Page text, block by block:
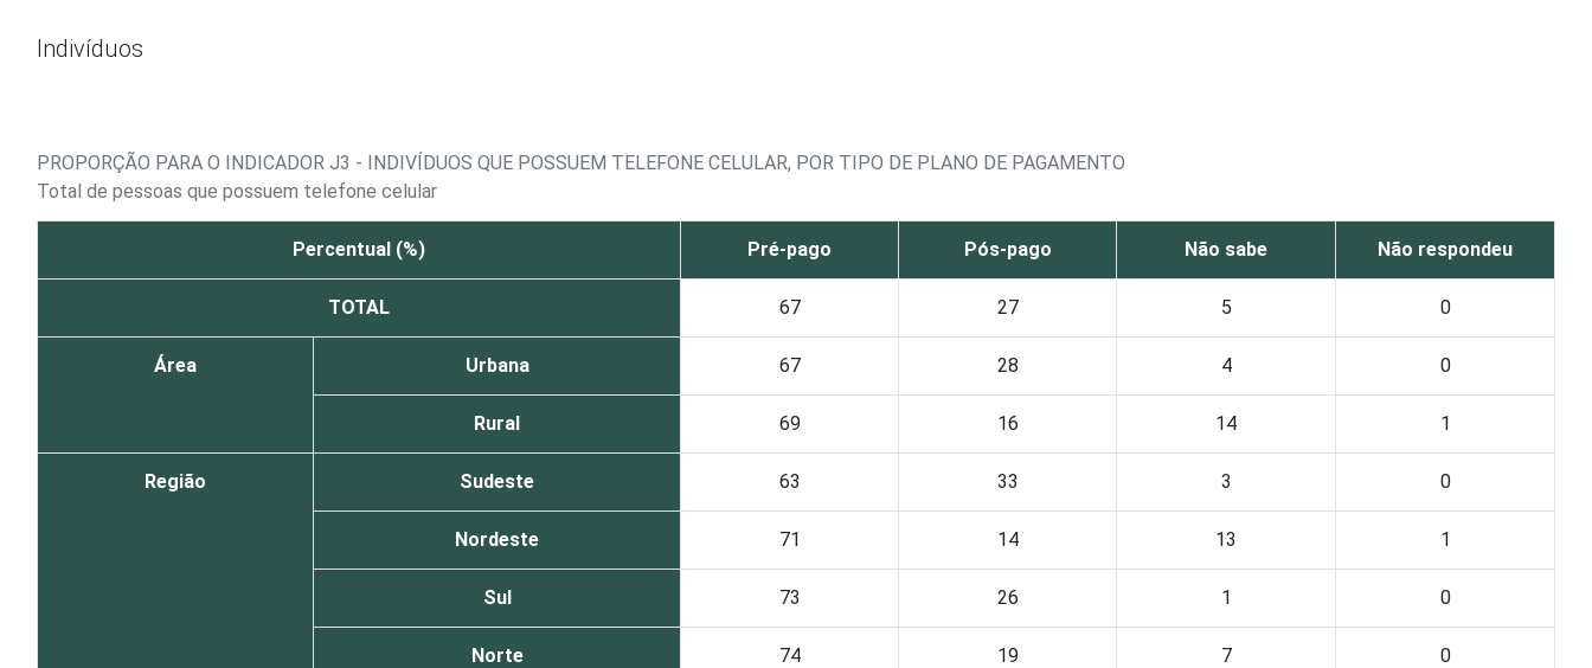
Indivíduos
PROPORÇÃO PARA O INDICADOR J3 - INDIVÍDUOS QUE POSSUEM TELEFONE CELULAR, POR TIPO DE PLANO DE PAGAMENTO
Total de pessoas que possuem telefone celular
Percentual (%) Pré-pago Pós-pago Não sabe Não respondeu
TOTAL 67 27 5 0
Área Urbana 67 28 4 0
Rural 69 16 14 1
Região Sudeste 63 33 3 0
Nordeste 71 14 13 1
Sul 73 26 1 0
Norte 74 19 7 0